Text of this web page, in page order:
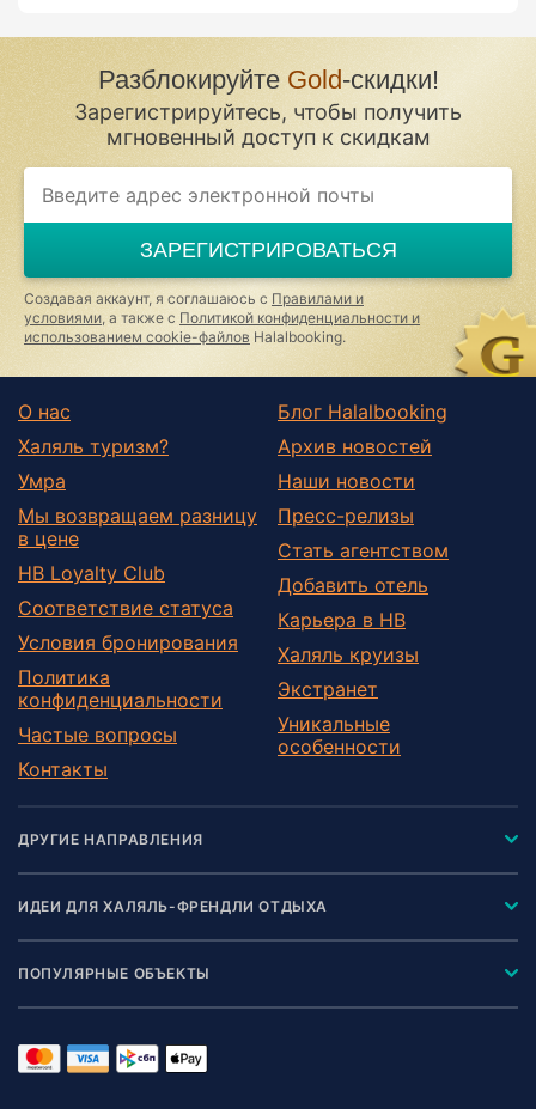
Гадебуш
Гэгелов
Дамсхаген
Калькхорст
Разблокируйте Gold-скидки!
Зарегистрируйтесь, чтобы получить
мгновенный доступ к скидкам
ЗАРЕГИСТРИРОВАТЬСЯ
Создавая аккаунт, я соглашаюсь с Правилами и
условиями , а также с Политикой конфиденциальности и
использованием cookie-файлов Halalbooking.
О нас
Халяль туризм?
Умра
Мы возвращаем разницу
в цене
HB Loyalty Club
Соответствие статуса
Условия бронирования
Политика
конфиденциальности
Частые вопросы
Контакты
Блог Halalbooking
Архив новостей
Наши новости
Пресс-релизы
Стать агентством
Добавить отель
Карьера в HB
Халяль круизы
Экстранет
Уникальные
особенности
ДРУГИЕ НАПРАВЛЕНИЯ
ИДЕИ ДЛЯ ХАЛЯЛЬ-ФРЕНДЛИ ОТДЫХА
ПОПУЛЯРНЫЕ ОБЪЕКТЫ